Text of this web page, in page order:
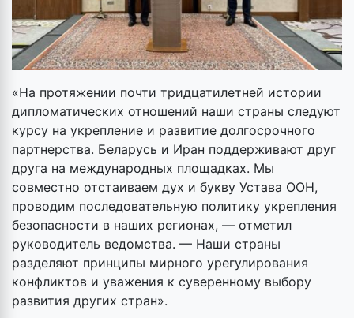
«На протяжении почти тридцатилетней истории
дипломатических отношений наши страны следуют
курсу на укрепление и развитие долгосрочного
партнерства. Беларусь и Иран поддерживают друг
друга на международных площадках. Мы
совместно отстаиваем дух и букву Устава ООН,
проводим последовательную политику укрепления
безопасности в наших регионах, — отметил
руководитель ведомства. — Наши страны
разделяют принципы мирного урегулирования
конфликтов и уважения к суверенному выбору
развития других стран».